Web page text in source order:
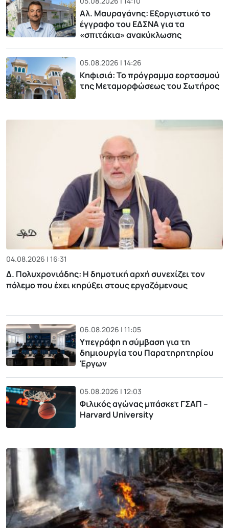
Αλ. Μαυραγάνης: Εξοργιστικό το
έγγραφο του ΕΔΣΝΑ για τα
«σπιτάκια» ανακύκλωσης
05.08.2026 | 14:26
Κηφισιά: Το πρόγραμμα εορτασμού
της Μεταμορφώσεως του Σωτήρος
04.08.2026 | 16:31
Δ. Πολυχρονιάδης: Η δημοτική αρχή συνεχίζει τον
πόλεμο που έχει κηρύξει στους εργαζόμενους
06.08.2026 | 11:05
Υπεγράφη η σύμβαση για τη
δημιουργία του Παρατηρητηρίου
Έργων
05.08.2026 | 12:03
Φιλικός αγώνας μπάσκετ ΓΣΑΠ –
Harvard University